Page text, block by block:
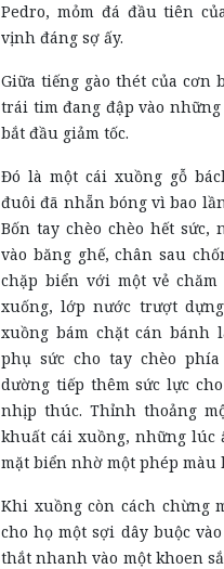
Pedro, mỏm đá đầu tiên
vịnh đáng sợ ấy.
Giữa tiếng gào thét của cơn
trái tim đang đập vào
bắt đầu giảm tốc.
Đó là một cái xuồng gỗ
đuôi đã nhẵn bóng vì bao
Bốn tay chèo chèo hết
vào băng ghế, chân sau
chặp biển với một vẻ
xuống, lớp nước trượt
xuồng bám chặt cán bánh
phụ sức cho tay chèo
dường tiếp thêm sức lực
nhịp thúc. Thỉnh thoảng
khuất cái xuồng, những
mặt biển nhờ một phép màu
Khi xuồng còn cách chừng
cho họ một sợi dây buộc
thắt nhanh vào một khoen